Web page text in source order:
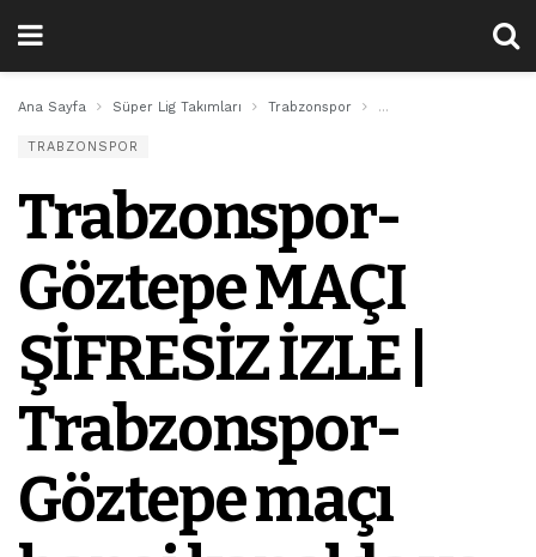
Ana Sayfa Süper Lig Takımları Trabzonspor Trabzonspor-Göztepe
TRABZONSPOR
Trabzonspor-
Göztepe MAÇI
ŞİFRESİZ İZLE |
Trabzonspor-
Göztepe maçı